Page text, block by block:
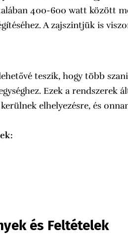
400-600 watt között
A zajszintjük is
teszik, hogy több
Ezek a rendszerek
elhelyezésre, és
és Feltételek